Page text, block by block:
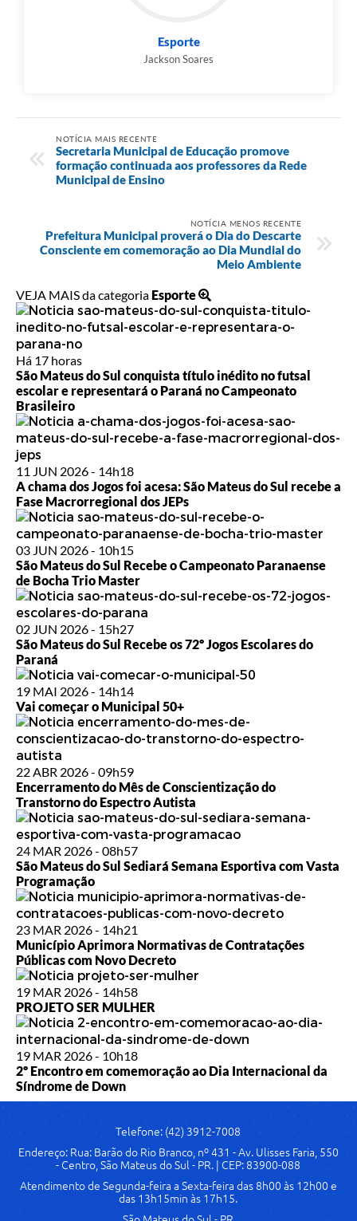
Esporte
Jackson Soares
NOTÍCIA MAIS RECENTE
Secretaria Municipal de Educação promove
formação continuada aos professores da Rede
Municipal de Ensino
NOTÍCIA MENOS RECENTE
Prefeitura Municipal proverá o Dia do Descarte
Consciente em comemoração ao Dia Mundial do
Meio Ambiente
VEJA MAIS da categoria Esporte
Há 17 horas
São Mateus do Sul conquista título inédito no futsal
escolar e representará o Paraná no Campeonato
Brasileiro
11 JUN 2026 - 14h18
A chama dos Jogos foi acesa: São Mateus do Sul recebe a
Fase Macrorregional dos JEPs
03 JUN 2026 - 10h15
São Mateus do Sul Recebe o Campeonato Paranaense
de Bocha Trio Master
02 JUN 2026 - 15h27
São Mateus do Sul Recebe os 72º Jogos Escolares do
Paraná
19 MAI 2026 - 14h14
Vai começar o Municipal 50+
22 ABR 2026 - 09h59
Encerramento do Mês de Conscientização do
Transtorno do Espectro Autista
24 MAR 2026 - 08h57
São Mateus do Sul Sediará Semana Esportiva com Vasta
Programação
23 MAR 2026 - 14h21
Município Aprimora Normativas de Contratações
Públicas com Novo Decreto
19 MAR 2026 - 14h58
PROJETO SER MULHER
19 MAR 2026 - 10h18
2º Encontro em comemoração ao Dia Internacional da
Síndrome de Down
Telefone: (42) 3912-7008
Endereço: Rua: Barão do Rio Branco, nº 431 - Av. Ulisses Faria, 550
- Centro, São Mateus do Sul - PR. | CEP: 83900-088
Atendimento de Segunda-feira a Sexta-feira das 8h00 às 12h00 e
das 13h15min às 17h15.